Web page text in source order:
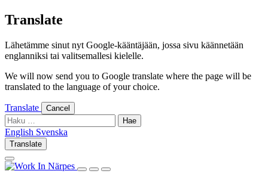
Skip
to
Translate
Lähetämme sinut nyt Google-kääntäjään, jossa sivu käännetään
englanniksi tai valitsemallesi kielelle.
We will now send you to Google translate where the page will be
translated to the language of your choice.
Translate Cancel
Haku:
English English
Svenska
Translate
Log
inSearch
this
LogSearchShow